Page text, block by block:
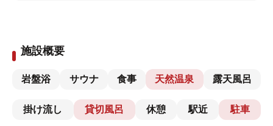
施設概要
岩盤浴 サウナ 食事 天然温泉 露天風呂
掛け流し 貸切風呂 休憩 駅近 駐車